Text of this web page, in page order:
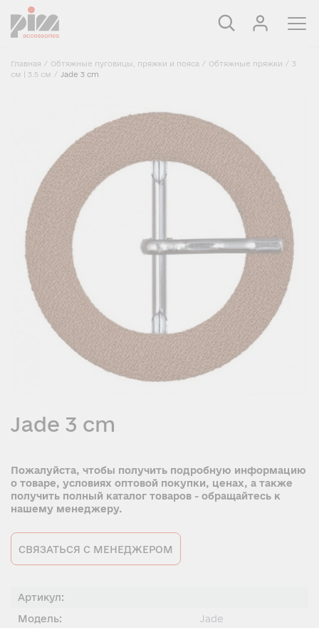
Главная / Обтяжные пуговицы, пряжки и пояса / Обтяжные пряжки / 3
см | 3.5 см / Jade 3 cm
Jade 3 cm
Пожалуйста, чтобы получить подробную информацию
о товаре, условиях оптовой покупки, ценах, а также
получить полный каталог товаров - обращайтесь к
нашему менеджеру.
СВЯЗАТЬСЯ С МЕНЕДЖЕРОМ
Артикул:
Модель:
Jade